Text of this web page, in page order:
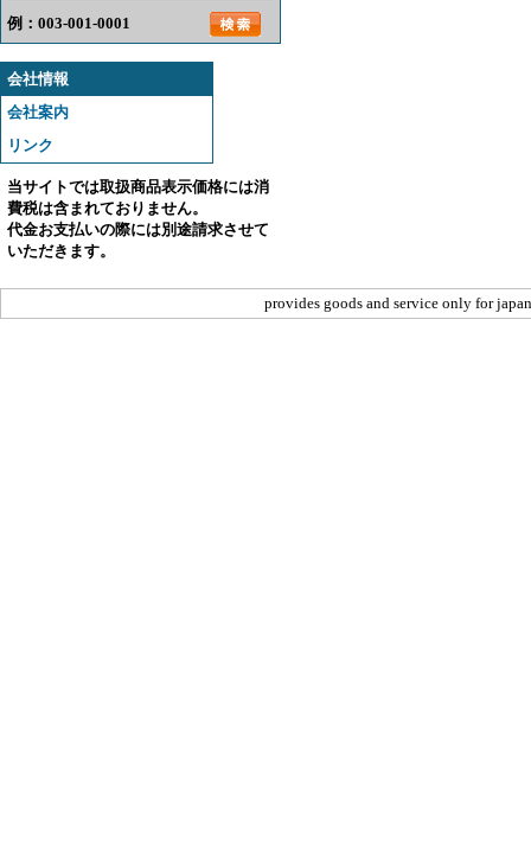
例：003-001-0001
会社情報
会社案内
リンク
当サイトでは取扱商品表示価格には消
費税は含まれておりません。
代金お支払いの際には別途請求させて
いただきます。
provides goods and service only for